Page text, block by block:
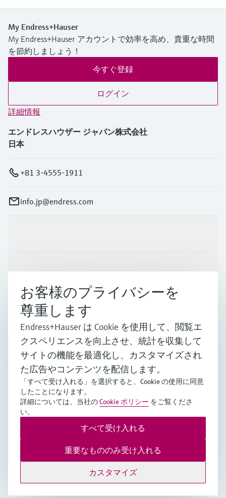
My Endress+Hauser
My Endress+Hauser アカウントで効率を高め、貴重な時間
を節約しましょう！
今すぐ登録
ログイン
詳細情報
エンドレスハウザー ジャパン株式会社
日本
+81 3-4555-1911
info.jp@endress.com
インダストリー
サポート
会社情報
JPN •日本語
Copyright © Endress+Hauser Group Services AG
ご利用規約
販売基本条件/個人情報保護等
お客様のプライバシーを
尊重します
Endress+Hauser は Cookie を使用して、閲覧エ
クスペリエンスを向上させ、統計を収集して
サイトの機能を最適化し、カスタマイズされ
た広告やコンテンツを配信します。
「すべて受け入れる」を選択すると、Cookie の使用に同意
したことになります。
詳細については、当社のCookie ポリシー をご覧くださ
い。
カスタマイズ
重要なもののみ受け入れる
すべて受け入れる